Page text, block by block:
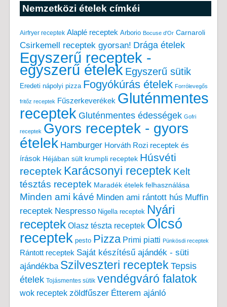
Nemzetközi ételek címkéi
Airfryer receptek Alaplé receptek Arborio Bocuse d'Or Carnaroli
Csirkemell receptek gyorsan! Drága ételek
Egyszerű receptek -
egyszerű ételek Egyszerű sütik
Eredeti nápolyi pizza Fogyókúrás ételek Forrólevegős
fritőz receptek Fűszerkeverékek Gluténmentes
receptek Gluténmentes édességek Gofri
receptek Gyors receptek - gyors
ételek Hamburger Horváth Rozi receptek és
írások Héjában sült krumpli receptek Húsvéti
receptek Karácsonyi receptek Kelt
tésztás receptek Maradék ételek felhasználása
Minden ami kávé Minden ami rántott hús Muffin
receptek Nespresso Nigella receptek Nyári
receptek Olasz tészta receptek Olcsó
receptek pesto Pizza Primi piatti Pünkösdi receptek
Rántott receptek Saját készítésű ajándék - süti
ajándékba Szilveszteri receptek Tepsis
ételek Tojásmentes sütik vendégváró falatok
wok receptek zöldfűszer Étterem ajánló